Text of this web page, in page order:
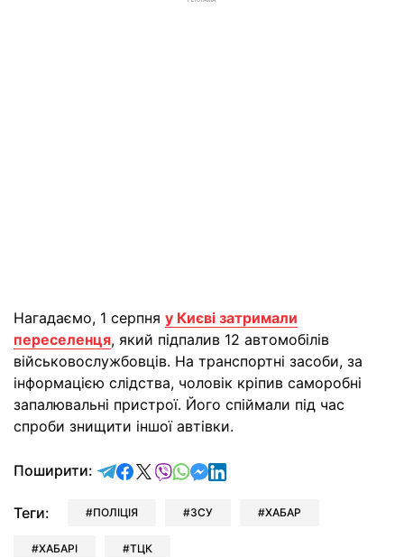
Нагадаємо, 1 серпня у Києві затримали
переселенця, який підпалив 12 автомобілів
військовослужбовців. На транспортні засоби, за
інформацією слідства, чоловік кріпив саморобні
запалювальні пристрої. Його спіймали під час
спроби знищити іншої автівки.
Поширити: відправити у Telegram
поділитись у Facebook
поділитись у X
відправити у Viber
відправити у Whatsapp
відправити у Messenger
відправити у LinkedIn
Теги: ПОЛІЦІЯ ЗСУ ХАБАР
ХАБАРІ ТЦК